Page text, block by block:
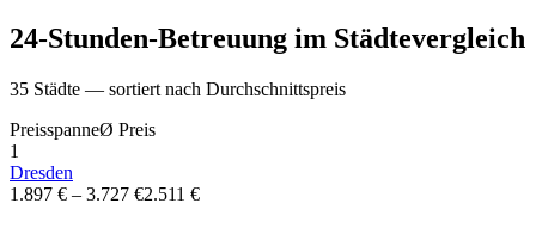
24-Stunden-Betreuung im Städtevergleich
35 Städte — sortiert nach Durchschnittspreis
PreisspanneØ Preis
1
Dresden
1.897 € – 3.727 €2.511 €